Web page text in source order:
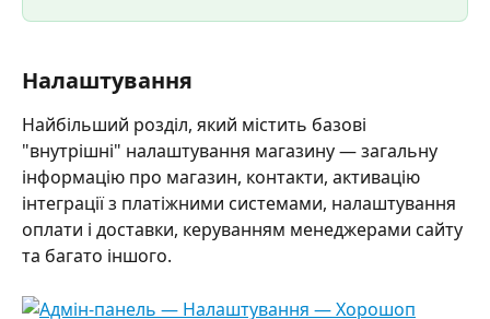
Налаштування
Найбільший розділ, який містить базові
"внутрішні" налаштування магазину — загальну
інформацію про магазин, контакти, активацію
інтеграції з платіжними системами, налаштування
оплати і доставки, керуванням менеджерами сайту
та багато іншого.